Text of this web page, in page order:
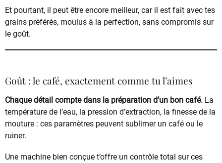
Et pourtant, il peut être encore meilleur, car il est fait avec tes
grains préférés, moulus à la perfection, sans compromis sur
le goût.
Goût : le café, exactement comme tu l’aimes
Chaque détail compte dans la préparation d’un bon café. La
température de l’eau, la pression d’extraction, la finesse de la
mouture : ces paramètres peuvent sublimer un café ou le
ruiner.
Une machine bien conçue t’offre un contrôle total sur ces